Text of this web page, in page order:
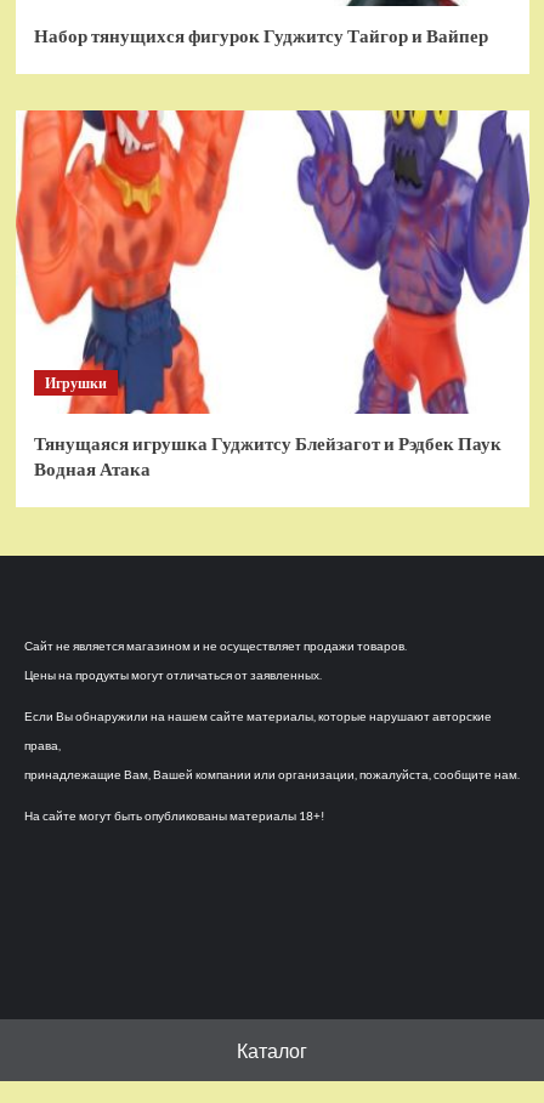
Набор тянущихся фигурок Гуджитсу Тайгор и Вайпер
Игрушки
Тянущаяся игрушка Гуджитсу Блейзагот и Рэдбек Паук
Водная Атака
Сайт не является магазином и не осуществляет продажи товаров.
Цены на продукты могут отличаться от заявленных.
Если Вы обнаружили на нашем сайте материалы, которые нарушают авторские
права,
принадлежащие Вам, Вашей компании или организации, пожалуйста, сообщите нам.
На сайте могут быть опубликованы материалы 18+!
Каталог